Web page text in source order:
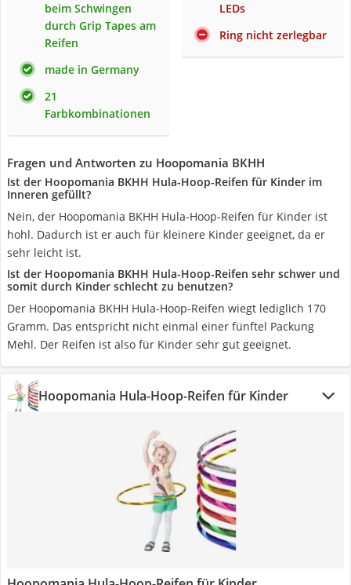
beim Schwingen
durch Grip Tapes am
Reifen
made in Germany
21
Farbkombinationen
LEDs
Ring nicht zerlegbar
Fragen und Antworten zu Hoopomania BKHH
Ist der Hoopomania BKHH Hula-Hoop-Reifen für Kinder im
Inneren gefüllt?
Nein, der Hoopomania BKHH Hula-Hoop-Reifen für Kinder ist
hohl. Dadurch ist er auch für kleinere Kinder geeignet, da er
sehr leicht ist.
Ist der Hoopomania BKHH Hula-Hoop-Reifen sehr schwer und
somit durch Kinder schlecht zu benutzen?
Der Hoopomania BKHH Hula-Hoop-Reifen wiegt lediglich 170
Gramm. Das entspricht nicht einmal einer fünftel Packung
Mehl. Der Reifen ist also für Kinder sehr gut geeignet.
Hoopomania Hula-Hoop-Reifen für Kinder